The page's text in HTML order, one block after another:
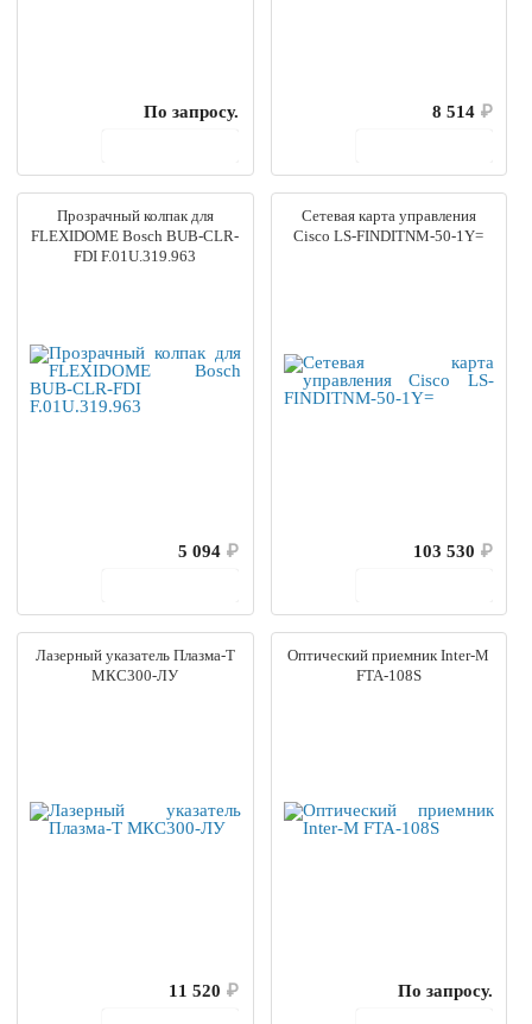
По запросу.
8 514 ₽
Прозрачный колпак для
FLEXIDOME Bosch BUB-CLR-
FDI F.01U.319.963
5 094 ₽
Сетевая карта управления
Cisco LS-FINDITNM-50-1Y=
103 530 ₽
Лазерный указатель Плазма-Т
МКС300-ЛУ
11 520 ₽
Оптический приемник Inter-M
FTA-108S
По запросу.